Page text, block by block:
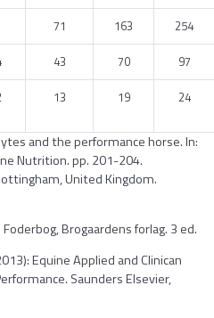
71 163
254
43 70
97
13 19 24
and the performance horse. In:
Nutrition. pp. 201-204.
United Kingdom.
Brogaardens forlag. 3 ed.
Equine Applied and Clinican
Saunders Elsevier,